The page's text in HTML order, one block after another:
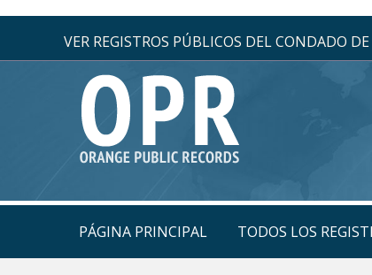
VER REGISTROS PÚBLICOS DEL CONDADO
PÁGINA PRINCIPAL TODOS LOS